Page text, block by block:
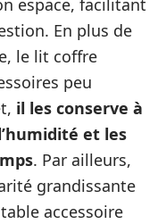
espace, facilitant
En plus de
le lit coffre
peu
il les conserve à
et les
. Par ailleurs,
grandissante
accessoire